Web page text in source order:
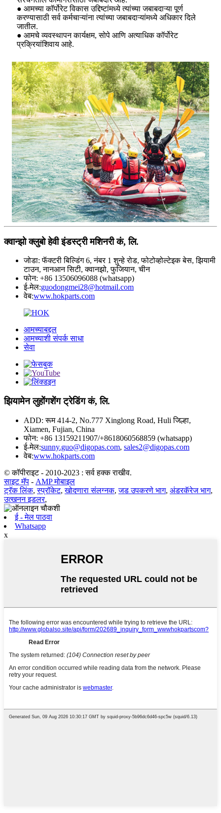
● आमच्या कॉर्पोरेट विकास उद्दिष्टांमध्ये त्यांच्या जबाबदाऱ्या पूर्ण
करण्यासाठी सर्व कर्मचाऱ्यांना त्यांच्या जबाबदाऱ्यांमध्ये अधिकार दिले
जातील.
● आमचे व्यवस्थापन कार्यक्षम, सोपे आणि अत्याधिक कॉर्पोरेट
प्रक्रियांशिवाय आहे.
क्वान्झो क्लुबो हेवी इंडस्ट्री मशिनरी कं, लि.
जोडा: फॅक्टरी बिल्डिंग 6, नंबर 1 शुन्हे रोड, फोटोव्होल्टेइक बेस, झियामी
टाउन, नानआन सिटी, क्वानझो, फुजियान, चीन
फोन: +86 13506096088 (whatsapp)
ई-मेल:guodongmei28@hotmail.com
वेब:www.hokparts.com
आमच्याबद्दल
आमच्याशी संपर्क साधा
सेवा
झियामेन लुहोंगशेंग ट्रेडिंग कं, लि.
ADD: रूम 414-2, No.777 Xinglong Road, Huli जिल्हा,
Xiamen, Fujian, China
फोन: +86 13159211907/+8618060568859 (whatsapp)
ई-मेल:sunny.guo@digopas.com, sales2@digopas.com
वेब:www.hokparts.com
© कॉपीराइट - 2010-2023 : सर्व हक्क राखीव.
साइट मॅप - AMP मोबाइल
ट्रॅक लिंक,स्प्रॉकेट,खोदणारा संलग्नक,जड उपकरणे भाग, अंडरकॅरेज भाग,
उत्खनन इडलर,
ई - मेल पाठवा
Whatsapp
x